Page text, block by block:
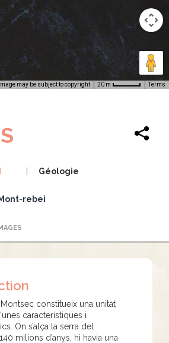
Image may be subject to copyright 20 m Terms
Géologie
rebei
Montsec constitueix una unitat
característiques i
On s’alça la serra del
milions d’anys, hi havia una